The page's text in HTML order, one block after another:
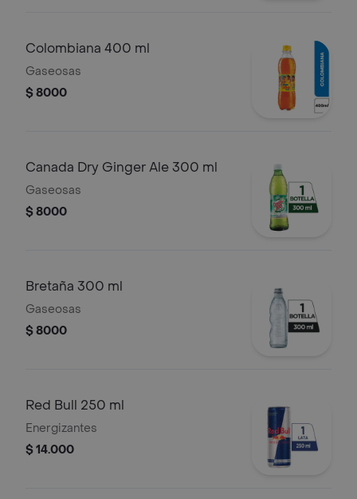
Colombiana 400 ml
Gaseosas
$ 8000
Canada Dry Ginger Ale 300 ml
Gaseosas
$ 8000
Bretaña 300 ml
Gaseosas
$ 8000
Red Bull 250 ml
Energizantes
$ 14.000